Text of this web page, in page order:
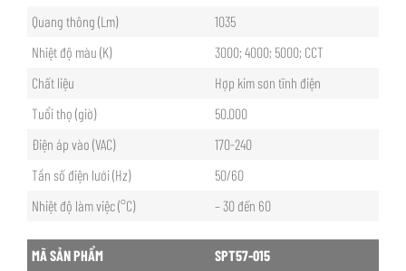
Quang thông (Lm)
1035
Nhiệt độ màu (K)
3000; 4000; 5000; CCT
Chất liệu
Hợp kim sơn tĩnh điện
Tuổi thọ (giờ)
50.000
Điện áp vào (VAC)
170-240
Tần số điện lưới (Hz)
50/60
Nhiệt độ làm việc (°C)
– 30 đến 60
MÃ SẢN PHẨM SPT57-015